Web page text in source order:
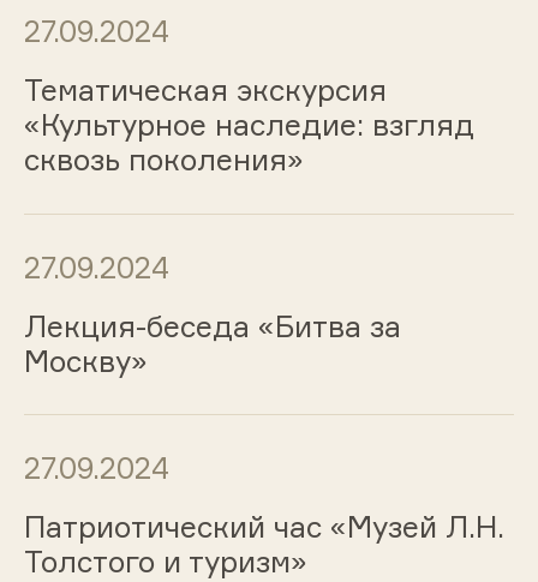
27.09.2024
Тематическая экскурсия
«Культурное наследие: взгляд
сквозь поколения»
27.09.2024
Лекция-беседа «Битва за
Москву»
27.09.2024
Патриотический час «Музей Л.Н.
Толстого и туризм»